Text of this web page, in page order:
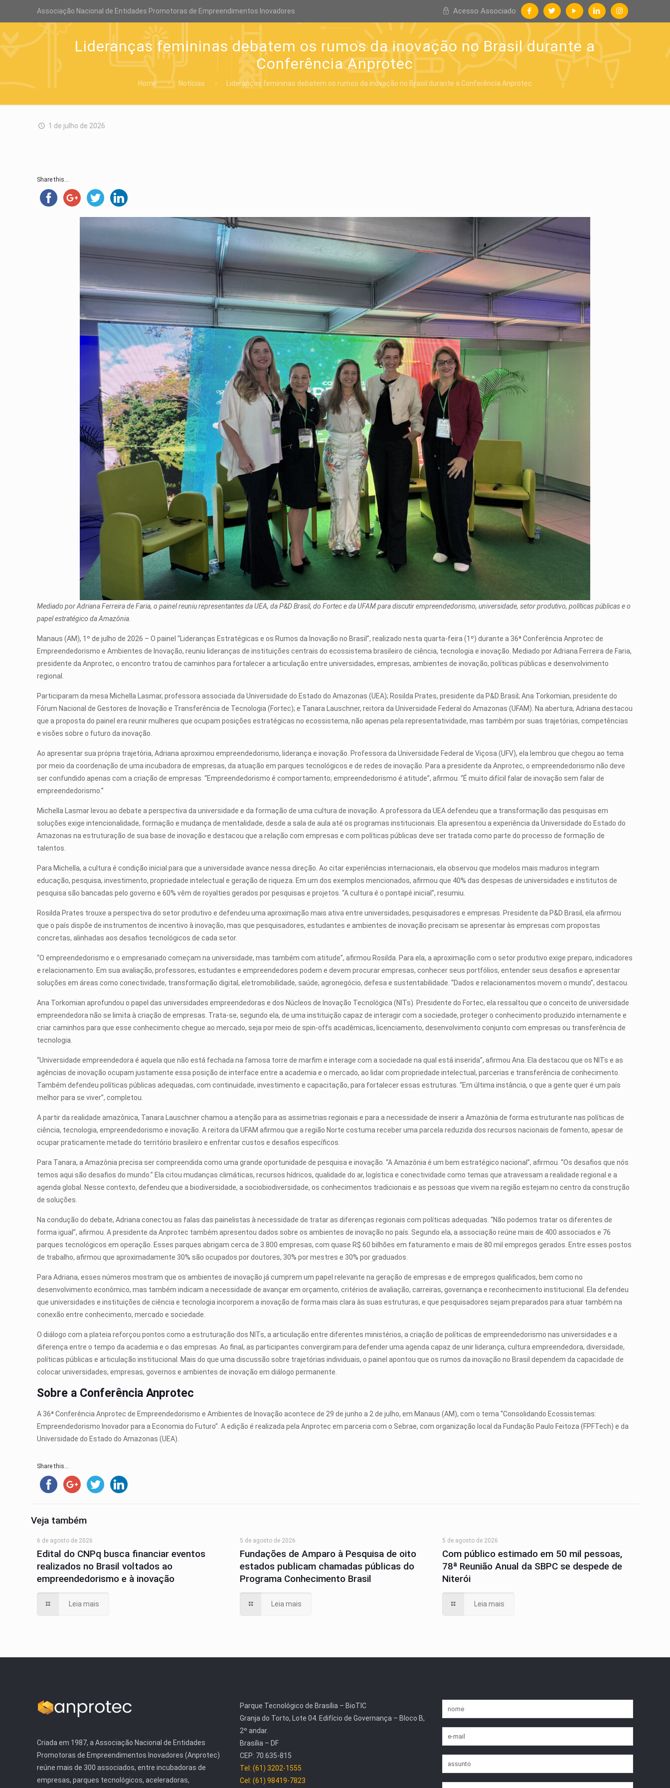
Associação Nacional de Entidades Promotoras de Empreendimentos Inovadores Acesso Associado
Lideranças femininas debatem os rumos da inovação no Brasil durante a
Conferência Anprotec
Home Notícias Lideranças femininas debatem os rumos da inovação no Brasil durante a Conferência Anprotec
1 de julho de 2026
Share this...
Mediado por Adriana Ferreira de Faria, o painel reuniu representantes da UEA, da P&D Brasil, do Fortec e da UFAM para discutir empreendedorismo, universidade, setor produtivo, políticas públicas e o
papel estratégico da Amazônia.
Manaus (AM), 1º de julho de 2026 – O painel “Lideranças Estratégicas e os Rumos da Inovação no Brasil”, realizado nesta quarta-feira (1º) durante a 36ª Conferência Anprotec de
Empreendedorismo e Ambientes de Inovação, reuniu lideranças de instituições centrais do ecossistema brasileiro de ciência, tecnologia e inovação. Mediado por Adriana Ferreira de Faria,
presidente da Anprotec, o encontro tratou de caminhos para fortalecer a articulação entre universidades, empresas, ambientes de inovação, políticas públicas e desenvolvimento
regional.
Participaram da mesa Michella Lasmar, professora associada da Universidade do Estado do Amazonas (UEA); Rosilda Prates, presidente da P&D Brasil; Ana Torkomian, presidente do
Fórum Nacional de Gestores de Inovação e Transferência de Tecnologia (Fortec); e Tanara Lauschner, reitora da Universidade Federal do Amazonas (UFAM). Na abertura, Adriana destacou
que a proposta do painel era reunir mulheres que ocupam posições estratégicas no ecossistema, não apenas pela representatividade, mas também por suas trajetórias, competências
e visões sobre o futuro da inovação.
Ao apresentar sua própria trajetória, Adriana aproximou empreendedorismo, liderança e inovação. Professora da Universidade Federal de Viçosa (UFV), ela lembrou que chegou ao tema
por meio da coordenação de uma incubadora de empresas, da atuação em parques tecnológicos e de redes de inovação. Para a presidente da Anprotec, o empreendedorismo não deve
ser confundido apenas com a criação de empresas. “Empreendedorismo é comportamento; empreendedorismo é atitude”, afirmou. “É muito difícil falar de inovação sem falar de
empreendedorismo.”
Michella Lasmar levou ao debate a perspectiva da universidade e da formação de uma cultura de inovação. A professora da UEA defendeu que a transformação das pesquisas em
soluções exige intencionalidade, formação e mudança de mentalidade, desde a sala de aula até os programas institucionais. Ela apresentou a experiência da Universidade do Estado do
Amazonas na estruturação de sua base de inovação e destacou que a relação com empresas e com políticas públicas deve ser tratada como parte do processo de formação de
talentos.
Para Michella, a cultura é condição inicial para que a universidade avance nessa direção. Ao citar experiências internacionais, ela observou que modelos mais maduros integram
educação, pesquisa, investimento, propriedade intelectual e geração de riqueza. Em um dos exemplos mencionados, afirmou que 40% das despesas de universidades e institutos de
pesquisa são bancadas pelo governo e 60% vêm de royalties gerados por pesquisas e projetos. “A cultura é o pontapé inicial”, resumiu.
Rosilda Prates trouxe a perspectiva do setor produtivo e defendeu uma aproximação mais ativa entre universidades, pesquisadores e empresas. Presidente da P&D Brasil, ela afirmou
que o país dispõe de instrumentos de incentivo à inovação, mas que pesquisadores, estudantes e ambientes de inovação precisam se apresentar às empresas com propostas
concretas, alinhadas aos desafios tecnológicos de cada setor.
“O empreendedorismo e o empresariado começam na universidade, mas também com atitude”, afirmou Rosilda. Para ela, a aproximação com o setor produtivo exige preparo, indicadores
e relacionamento. Em sua avaliação, professores, estudantes e empreendedores podem e devem procurar empresas, conhecer seus portfólios, entender seus desafios e apresentar
soluções em áreas como conectividade, transformação digital, eletromobilidade, saúde, agronegócio, defesa e sustentabilidade. “Dados e relacionamentos movem o mundo”, destacou.
Ana Torkomian aprofundou o papel das universidades empreendedoras e dos Núcleos de Inovação Tecnológica (NITs). Presidente do Fortec, ela ressaltou que o conceito de universidade
empreendedora não se limita à criação de empresas. Trata-se, segundo ela, de uma instituição capaz de interagir com a sociedade, proteger o conhecimento produzido internamente e
criar caminhos para que esse conhecimento chegue ao mercado, seja por meio de spin-offs acadêmicas, licenciamento, desenvolvimento conjunto com empresas ou transferência de
tecnologia.
“Universidade empreendedora é aquela que não está fechada na famosa torre de marfim e interage com a sociedade na qual está inserida”, afirmou Ana. Ela destacou que os NITs e as
agências de inovação ocupam justamente essa posição de interface entre a academia e o mercado, ao lidar com propriedade intelectual, parcerias e transferência de conhecimento.
Também defendeu políticas públicas adequadas, com continuidade, investimento e capacitação, para fortalecer essas estruturas. “Em última instância, o que a gente quer é um país
melhor para se viver”, completou.
A partir da realidade amazônica, Tanara Lauschner chamou a atenção para as assimetrias regionais e para a necessidade de inserir a Amazônia de forma estruturante nas políticas de
ciência, tecnologia, empreendedorismo e inovação. A reitora da UFAM afirmou que a região Norte costuma receber uma parcela reduzida dos recursos nacionais de fomento, apesar de
ocupar praticamente metade do território brasileiro e enfrentar custos e desafios específicos.
Para Tanara, a Amazônia precisa ser compreendida como uma grande oportunidade de pesquisa e inovação. “A Amazônia é um bem estratégico nacional”, afirmou. “Os desafios que nós
temos aqui são desafios do mundo.” Ela citou mudanças climáticas, recursos hídricos, qualidade do ar, logística e conectividade como temas que atravessam a realidade regional e a
agenda global. Nesse contexto, defendeu que a biodiversidade, a sociobiodiversidade, os conhecimentos tradicionais e as pessoas que vivem na região estejam no centro da construção
de soluções.
Na condução do debate, Adriana conectou as falas das painelistas à necessidade de tratar as diferenças regionais com políticas adequadas. “Não podemos tratar os diferentes de
forma igual”, afirmou. A presidente da Anprotec também apresentou dados sobre os ambientes de inovação no país. Segundo ela, a associação reúne mais de 400 associados e 76
parques tecnológicos em operação. Esses parques abrigam cerca de 3.800 empresas, com quase R$ 60 bilhões em faturamento e mais de 80 mil empregos gerados. Entre esses postos
de trabalho, afirmou que aproximadamente 30% são ocupados por doutores, 30% por mestres e 30% por graduados.
Para Adriana, esses números mostram que os ambientes de inovação já cumprem um papel relevante na geração de empresas e de empregos qualificados, bem como no
desenvolvimento econômico, mas também indicam a necessidade de avançar em orçamento, critérios de avaliação, carreiras, governança e reconhecimento institucional. Ela defendeu
que universidades e instituições de ciência e tecnologia incorporem a inovação de forma mais clara às suas estruturas, e que pesquisadores sejam preparados para atuar também na
conexão entre conhecimento, mercado e sociedade.
O diálogo com a plateia reforçou pontos como a estruturação dos NITs, a articulação entre diferentes ministérios, a criação de políticas de empreendedorismo nas universidades e a
diferença entre o tempo da academia e o das empresas. Ao final, as participantes convergiram para defender uma agenda capaz de unir liderança, cultura empreendedora, diversidade,
políticas públicas e articulação institucional. Mais do que uma discussão sobre trajetórias individuais, o painel apontou que os rumos da inovação no Brasil dependem da capacidade de
colocar universidades, empresas, governos e ambientes de inovação em diálogo permanente.
Sobre a Conferência Anprotec
A 36ª Conferência Anprotec de Empreendedorismo e Ambientes de Inovação acontece de 29 de junho a 2 de julho, em Manaus (AM), com o tema “Consolidando Ecossistemas:
Empreendedorismo Inovador para a Economia do Futuro”. A edição é realizada pela Anprotec em parceria com o Sebrae, com organização local da Fundação Paulo Feitoza (FPFTech) e da
Universidade do Estado do Amazonas (UEA).
Share this...
Veja também
6 de agosto de 2026
Edital do CNPq busca financiar eventos
realizados no Brasil voltados ao
empreendedorismo e à inovação
Leia mais
5 de agosto de 2026
Fundações de Amparo à Pesquisa de oito
estados publicam chamadas públicas do
Programa Conhecimento Brasil
Leia mais
5 de agosto de 2026
Com público estimado em 50 mil pessoas,
78ª Reunião Anual da SBPC se despede de
Niterói
Leia mais
Criada em 1987, a Associação Nacional de Entidades
Promotoras de Empreendimentos Inovadores (Anprotec)
reúne mais de 300 associados, entre incubadoras de
empresas, parques tecnológicos, aceleradoras,
Parque Tecnológico de Brasília – BioTIC
Granja do Torto, Lote 04. Edifício de Governança – Bloco B,
2º andar.
Brasília – DF
CEP: 70.635-815
Tel: (61) 3202-1555
Cel: (61) 98419-7823